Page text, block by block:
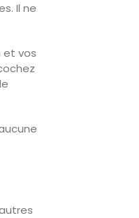
Il ne
et vos